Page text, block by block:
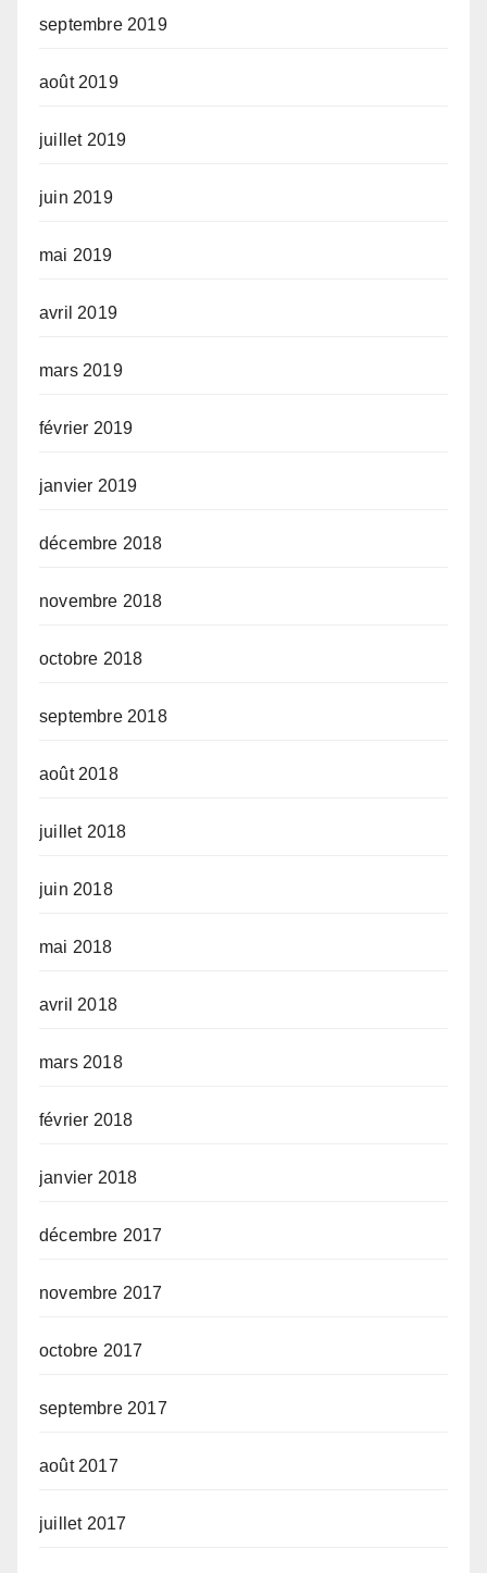
septembre 2019
août 2019
juillet 2019
juin 2019
mai 2019
avril 2019
mars 2019
février 2019
janvier 2019
décembre 2018
novembre 2018
octobre 2018
septembre 2018
août 2018
juillet 2018
juin 2018
mai 2018
avril 2018
mars 2018
février 2018
janvier 2018
décembre 2017
novembre 2017
octobre 2017
septembre 2017
août 2017
juillet 2017